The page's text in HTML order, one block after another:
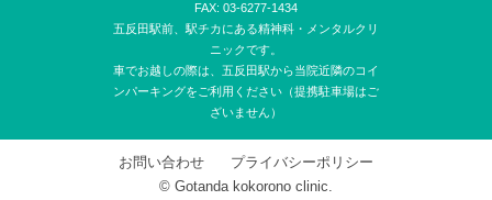
FAX: 03-6277-1434
五反田駅前、駅チカにある精神科・メンタルクリ
ニックです。
車でお越しの際は、五反田駅から当院近隣のコイ
ンパーキングをご利用ください（提携駐車場はご
ざいません）
お問い合わせ
プライバシーポリシー
© Gotanda kokorono clinic.